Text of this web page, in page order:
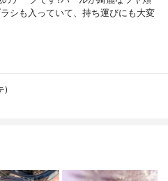
シも入っていて、持ち運びにも大変
)